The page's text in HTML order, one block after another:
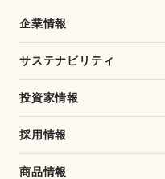
企業情報
サステナビリティ
投資家情報
採用情報
商品情報